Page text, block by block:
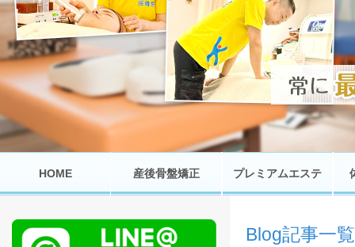
HOME 産後骨盤矯正 プレミアムエステ
Blog記事一覧